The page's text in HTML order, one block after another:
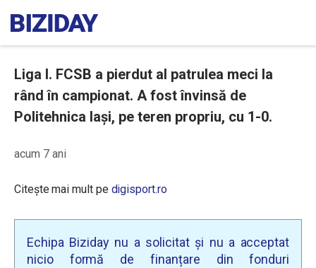
Liga I. FCSB a pierdut al patrulea meci la
rând în campionat. A fost învinsă de
Politehnica Iași, pe teren propriu, cu 1-0.
acum 7 ani
Citește mai mult pe digisport.ro
Echipa Biziday nu a solicitat și nu a acceptat
nicio formă de finanțare din fonduri